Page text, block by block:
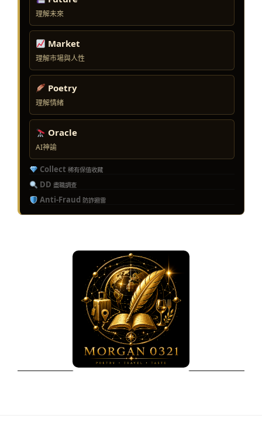
理解未來
Market
理解市場與人性
Poetry
理解情緒
Oracle
AI神諭
Collect 稀有保值收藏
DD 盡職調查
Anti-Fraud 防詐避雷